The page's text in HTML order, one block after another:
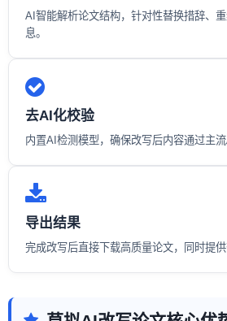
AI智能解析论文结构，针对性替换措辞、
息。
去AI化校验
内置AI检测模型，确保改写后内容通过主流
导出结果
完成改写后直接下载高质量论文，同时提供